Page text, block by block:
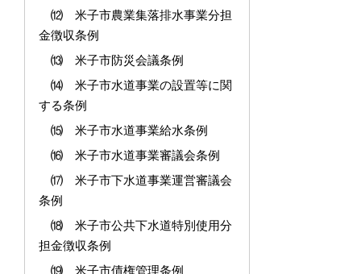
⑿ 米子市農業集落排水事業分担
金徴収条例
⒀ 米子市防災会議条例
⒁ 米子市水道事業の設置等に関
する条例
⒂ 米子市水道事業給水条例
⒃ 米子市水道事業審議会条例
⒄ 米子市下水道事業運営審議会
条例
⒅ 米子市公共下水道特別使用分
担金徴収条例
⒆ 米子市債権管理条例